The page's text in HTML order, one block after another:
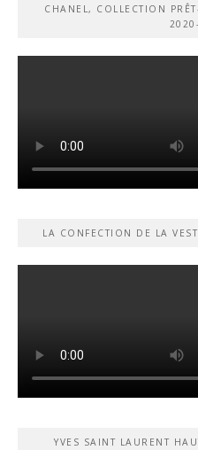
CHANEL, COLLECTION
LA CONFECTION DE LA
YVES SAINT LAURENT